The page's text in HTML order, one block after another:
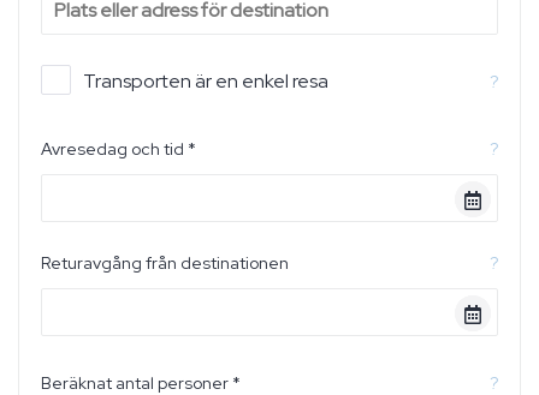
Transporten är en enkel resa ?
Avresedag och tid * ?
Returavgång från destinationen ?
Beräknat antal personer * ?